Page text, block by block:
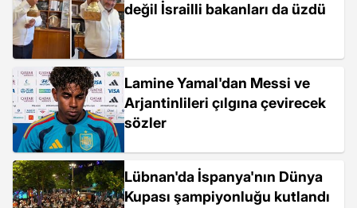
değil İsrailli bakanları da üzdü
Lamine Yamal'dan Messi ve
Arjantinlileri çılgına çevirecek
sözler
Lübnan'da İspanya'nın Dünya
Kupası şampiyonluğu kutlandı